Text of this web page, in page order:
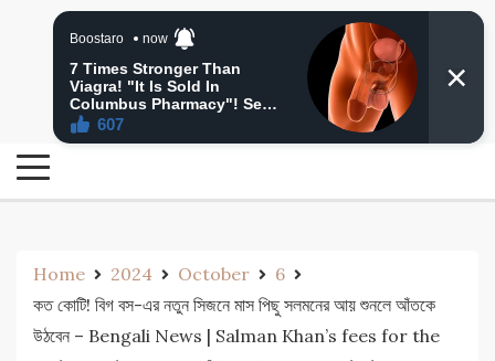
24 Ghanta Bangla News
24 Ghanta Bengali News
Home 2024 October
6
কত কোটি! বিগ বস-এর নতুন সিজনে মাস পিছু সলমনের আয় শুনলে আঁতকে
উঠবেন – Bengali News | Salman Khan’s fees for the